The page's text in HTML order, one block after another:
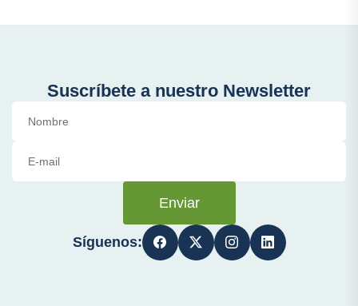
Suscríbete a nuestro Newsletter
Enviar
Síguenos: